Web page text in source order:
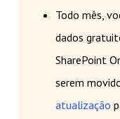
Todo mês,
dados
SharePoint
serem
atualização